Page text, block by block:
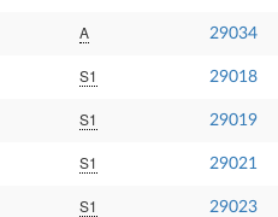
A 29034
S1 29018
S1 29019
S1 29021
S1 29023